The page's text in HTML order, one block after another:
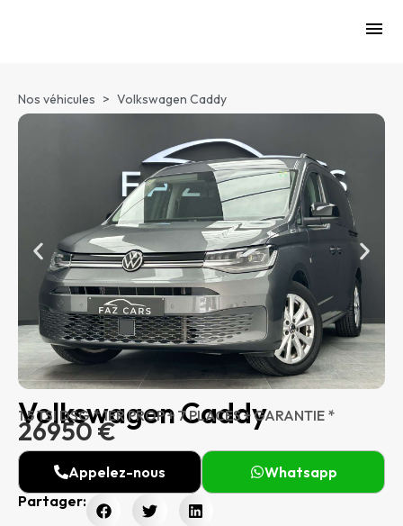
Nos véhicules > Volkswagen Caddy
Volkswagen Caddy
1.5 TSI DSG * 1ER PROP + 7 PLACES + GARANTIE *
26950 €
Appelez-nous
Whatsapp
Partager: